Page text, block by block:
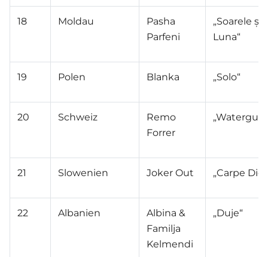
18 Moldau
Pasha
Parfeni
„Soarele și
Luna“
19 Polen Blanka „Solo“
20 Schweiz
Remo
Forrer
„Watergun“
21 Slowenien Joker Out „Carpe
22 Albanien
Albina &
Familja
Kelmendi
„Duje“